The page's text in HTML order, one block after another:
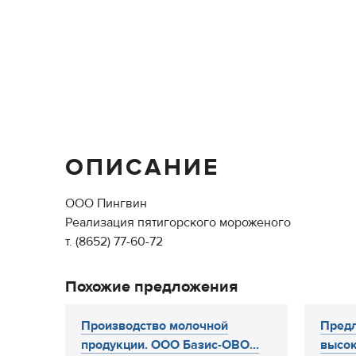
ОПИСАНИЕ
ООО Пингвин
Реализация пятигорского мороженого
т. (8652) 77-60-72
Похожие предложения
Производство молочной
продукции. ООО Базис-ОВО...